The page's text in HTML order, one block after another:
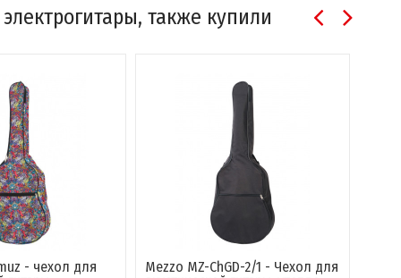
также купили
- чехол для
Mezzo MZ-ChGD-2/1 - Чехол для